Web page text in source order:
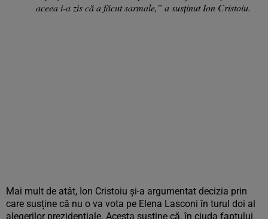
aceea i-a zis că a făcut sarmale,” a susținut Ion Cristoiu.
Mai mult de atât, Ion Cristoiu și-a argumentat decizia prin
care susține că nu o va vota pe Elena Lasconi în turul doi al
alegerilor prezidențiale. Acesta susține că, în ciuda faptului